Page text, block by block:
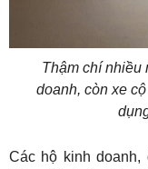
Thậm chí nhiều
doanh, còn xe
Các hộ kinh